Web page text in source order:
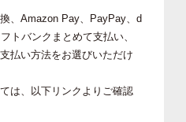
、Amazon Pay、PayPay、d
トバンクまとめて支払い、
払い方法をお選びいただけ
は、以下リンクよりご確認